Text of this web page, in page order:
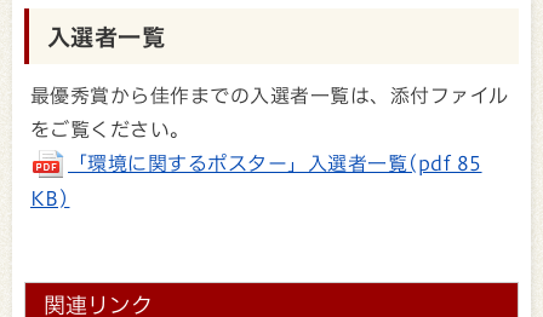
入選者一覧
最優秀賞から佳作までの入選者一覧は、添付ファイル
をご覧ください。
「環境に関するポスター」入選者一覧(pdf 85
KB)
関連リンク